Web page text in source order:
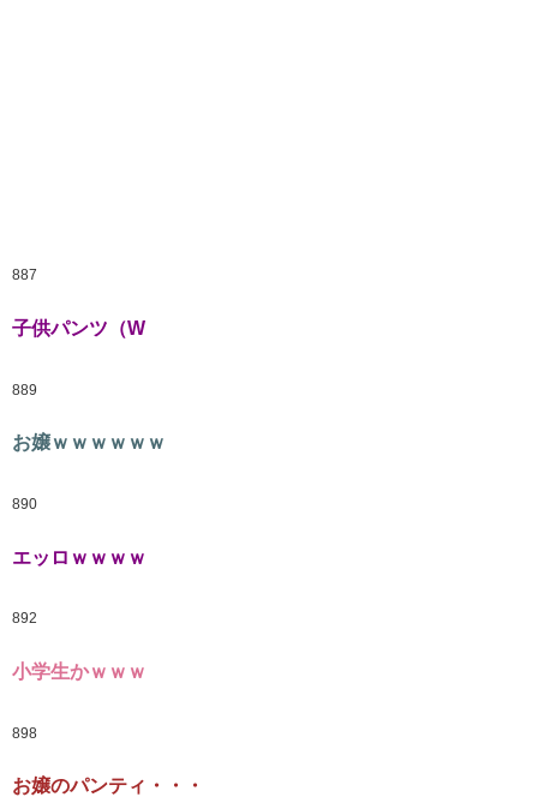
887
子供パンツ（W
889
お嬢ｗｗｗｗｗｗ
890
エッロｗｗｗｗ
892
小学生かｗｗｗ
898
お嬢のパンティ・・・